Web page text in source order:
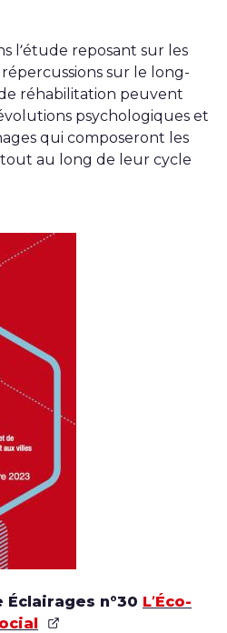
l’étude reposant sur les
sur le long-
réhabilitation peuvent
psychologiques et
qui composeront les
au long de leur cycle
prêt au logement social
n°30 L’Éco-